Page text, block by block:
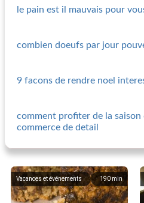
le pain est il mauvais pour
combien doeufs par jour
9 facons de rendre noel
comment profiter de la
commerce de detail
190 min
Vacances et événements